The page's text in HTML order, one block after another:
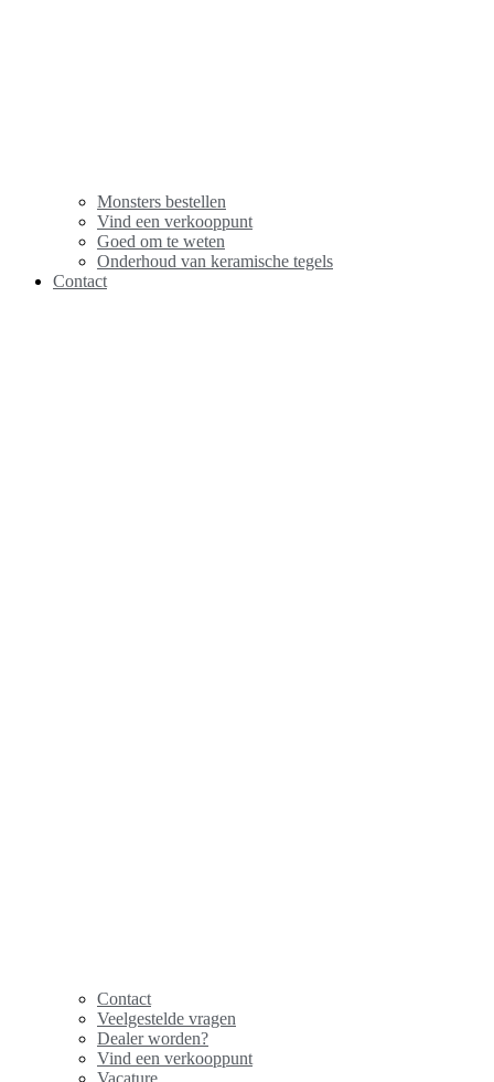
Monsters bestellen
Vind een verkooppunt
Goed om te weten
Onderhoud van keramische tegels
Contact
Contact
Veelgestelde vragen
Dealer worden?
Vind een verkooppunt
Vacature